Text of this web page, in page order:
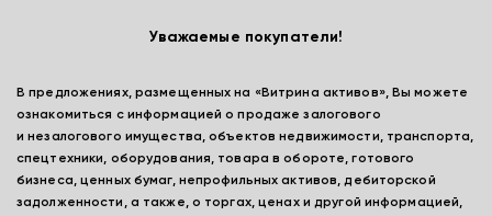
Уважаемые покупатели!
В предложениях, размещенных на «Витрина активов», Вы можете
ознакомиться с информацией о продаже залогового
и незалогового имущества, объектов недвижимости, транспорта,
спецтехники, оборудования, товара в обороте, готового
бизнеса, ценных бумаг, непрофильных активов, дебиторской
задолженности, а также, о торгах, ценах и другой информацией,